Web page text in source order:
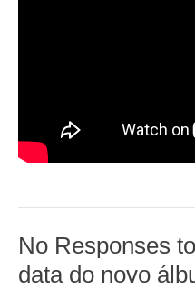
No Responses
data do novo